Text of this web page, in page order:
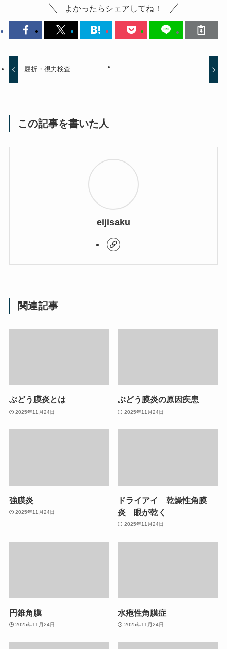
よかったらシェアしてね！
屈折・視力検査
この記事を書いた人
eijisaku
関連記事
ぶどう膜炎とは
2025年11月24日
ぶどう膜炎の原因疾患
2025年11月24日
強膜炎
2025年11月24日
ドライアイ 乾燥性角膜
炎 眼が乾く
2025年11月24日
円錐角膜
2025年11月24日
水疱性角膜症
2025年11月24日